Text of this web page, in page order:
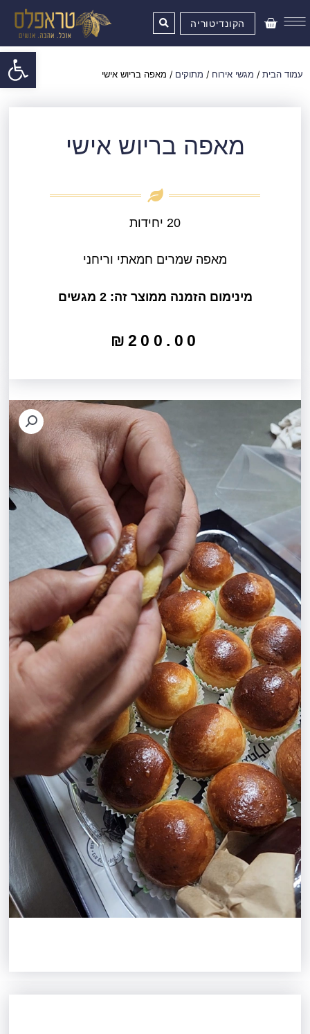
פתח
לתוכן
עגלת
קניות
הקונדיטוריה
עמוד הבית / מגשי אירוח / מתוקים / מאפה בריוש אישי
מאפה בריוש אישי
20 יחידות
מאפה שמרים חמאתי וריחני
מינימום הזמנה ממוצר זה: 2 מגשים
₪ 200.00